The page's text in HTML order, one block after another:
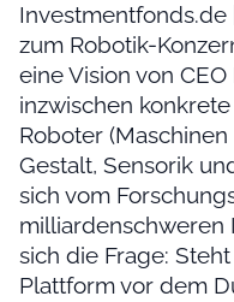
zum Robotik-
eine Vision von
inzwischen
Roboter
Gestalt, Sensorik
sich vom
milliardenschweren
sich die Frage:
Plattform vor dem